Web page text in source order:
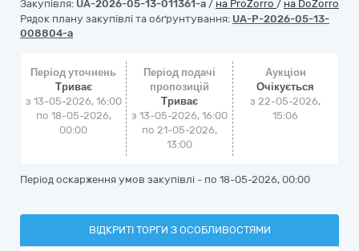
Закупівля: UA-2026-05-13-011361-a / на ProZorro / на DoZorro
Рядок плану закупівлі та обґрунтування: UA-P-2026-05-13-
008804-a
Період уточнень
Триває
з 13-05-2026, 16:00
по 18-05-2026,
00:00
Період подачі
пропозицій
Триває
з 13-05-2026, 16:00
по 21-05-2026,
13:00
Аукціон
Очікується
з22-05-2026,
15:06
Період оскарження умов закупівлі - по 18-05-2026, 00:00
ВІДКРИТІ ТОРГИ З ОСОБЛИВОСТЯМИ